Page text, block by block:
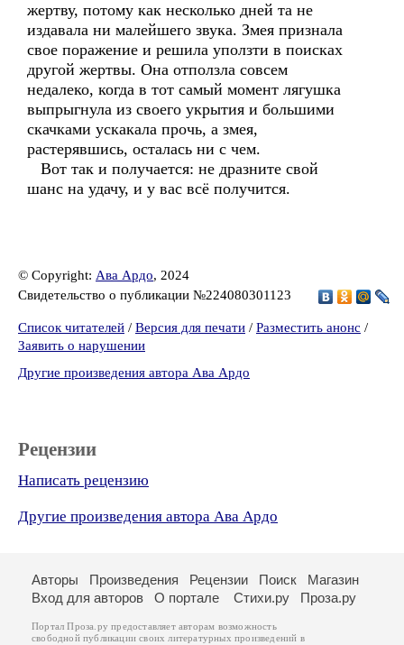
жертву, потому как несколько дней та не
издавала ни малейшего звука. Змея признала
свое поражение и решила уползти в поисках
другой жертвы. Она отползла совсем
недалеко, когда в тот самый момент лягушка
выпрыгнула из своего укрытия и большими
скачками ускакала прочь, а змея,
растерявшись, осталась ни с чем.
Вот так и получается: не дразните свой
шанс на удачу, и у вас всё получится.
© Copyright: Ава Ардо, 2024
Свидетельство о публикации №224080301123
Список читателей / Версия для печати / Разместить анонс /
Заявить о нарушении
Другие произведения автора Ава Ардо
Рецензии
Написать рецензию
Другие произведения автора Ава Ардо
Авторы Произведения Рецензии Поиск
Магазин
Вход для авторов
О портале Стихи.ру Проза.ру
Портал Проза.ру предоставляет авторам возможность
свободной публикации своих литературных произведений в